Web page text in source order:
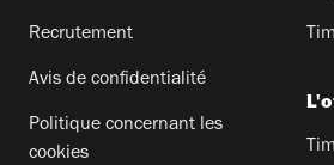
Recrutement
Avis de confidentialité
Politique concernant les
cookies